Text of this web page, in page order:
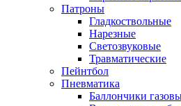
Патроны
Гладкоствольные
Нарезные
Светозвуковые
Травматические
Пейнтбол
Пневматика
Баллончики